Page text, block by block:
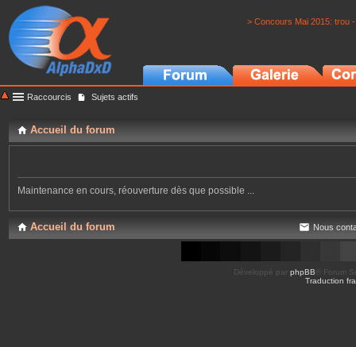
> Concours Mai 2015: trou
Raccourcis Sujets actifs
Accueil du forum
Maintenance en cours, réouverture dès que possible ...
Accueil du forum Nous
Développé par phpBB ® Forum
Traduction